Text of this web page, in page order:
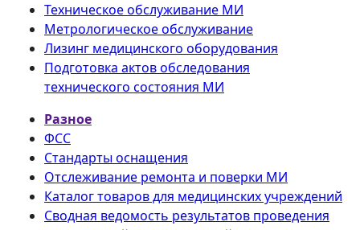
Техническое обслуживание МИ
Метрологическое обслуживание
Лизинг медицинского оборудования
Подготовка актов обследования
технического состояния МИ
Разное
ФСС
Стандарты оснащения
Отслеживание ремонта и поверки МИ
Каталог товаров для медицинских учреждений
Сводная ведомость результатов проведения